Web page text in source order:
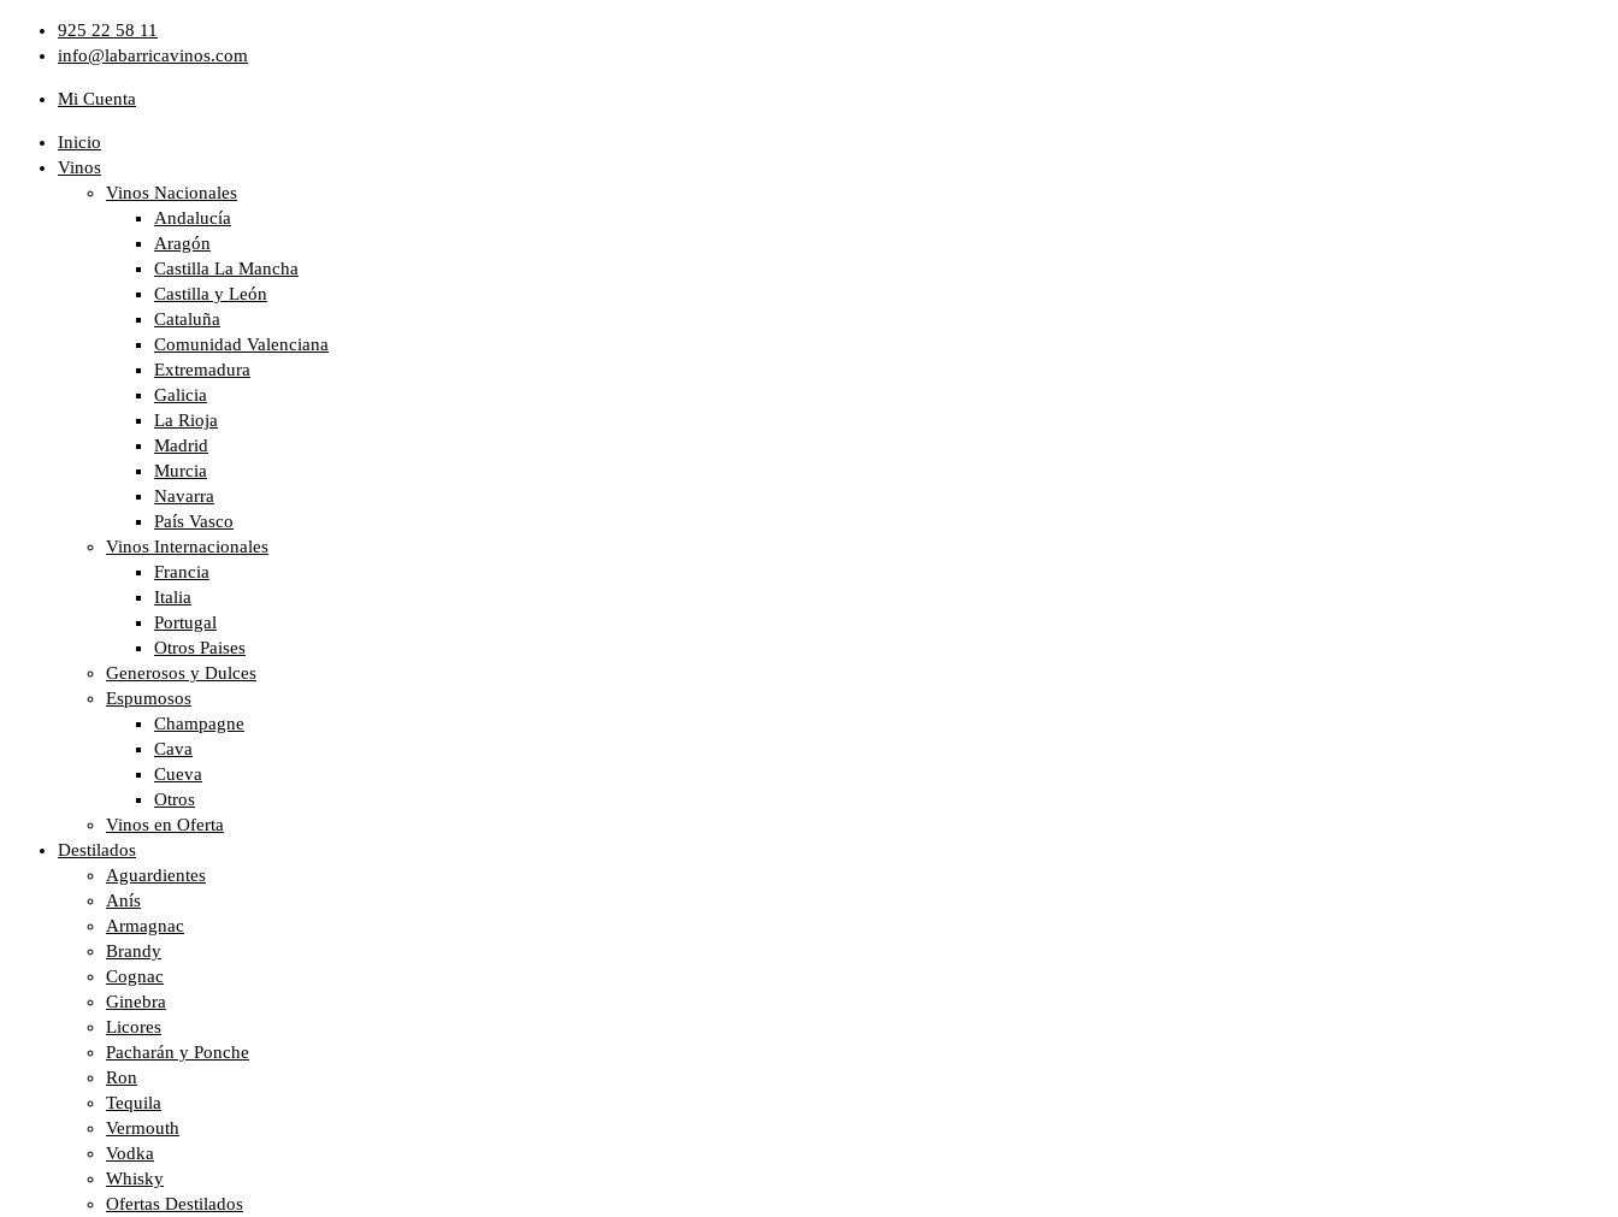
925 22 58 11
info@labarricavinos.com
Mi Cuenta
Inicio
Vinos
Vinos Nacionales
Andalucía
Aragón
Castilla La Mancha
Castilla y León
Cataluña
Comunidad Valenciana
Extremadura
Galicia
La Rioja
Madrid
Murcia
Navarra
País Vasco
Vinos Internacionales
Francia
Italia
Portugal
Otros Paises
Generosos y Dulces
Espumosos
Champagne
Cava
Cueva
Otros
Vinos en Oferta
Destilados
Aguardientes
Anís
Armagnac
Brandy
Cognac
Ginebra
Licores
Pacharán y Ponche
Ron
Tequila
Vermouth
Vodka
Whisky
Ofertas Destilados